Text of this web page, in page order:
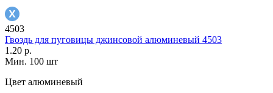
4503
Гвоздь для пуговицы джинсовой алюминевый 4503
1.20 р.
Мин. 100 шт
Цвет алюминевый